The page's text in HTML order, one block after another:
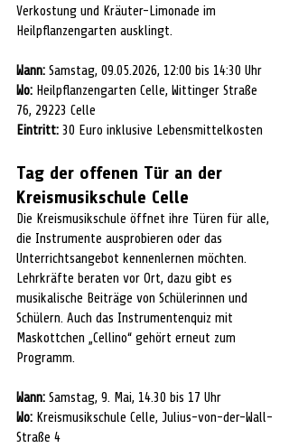
Verkostung und Kräuter-Limonade im
Heilpflanzengarten ausklingt.
Wann: Samstag, 09.05.2026, 12:00 bis 14:30 Uhr
Wo: Heilpflanzengarten Celle, Wittinger Straße
76, 29223 Celle
Eintritt: 30 Euro inklusive Lebensmittelkosten
Tag der offenen Tür an der
Kreismusikschule Celle
Die Kreismusikschule öffnet ihre Türen für alle,
die Instrumente ausprobieren oder das
Unterrichtsangebot kennenlernen möchten.
Lehrkräfte beraten vor Ort, dazu gibt es
musikalische Beiträge von Schülerinnen und
Schülern. Auch das Instrumentenquiz mit
Maskottchen „Cellino“ gehört erneut zum
Programm.
Wann: Samstag, 9. Mai, 14.30 bis 17 Uhr
Wo: Kreismusikschule Celle, Julius-von-der-Wall-
Straße 4